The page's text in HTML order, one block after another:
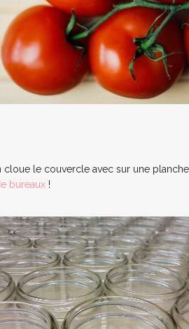
le couvercle avec sur une
bureaux !